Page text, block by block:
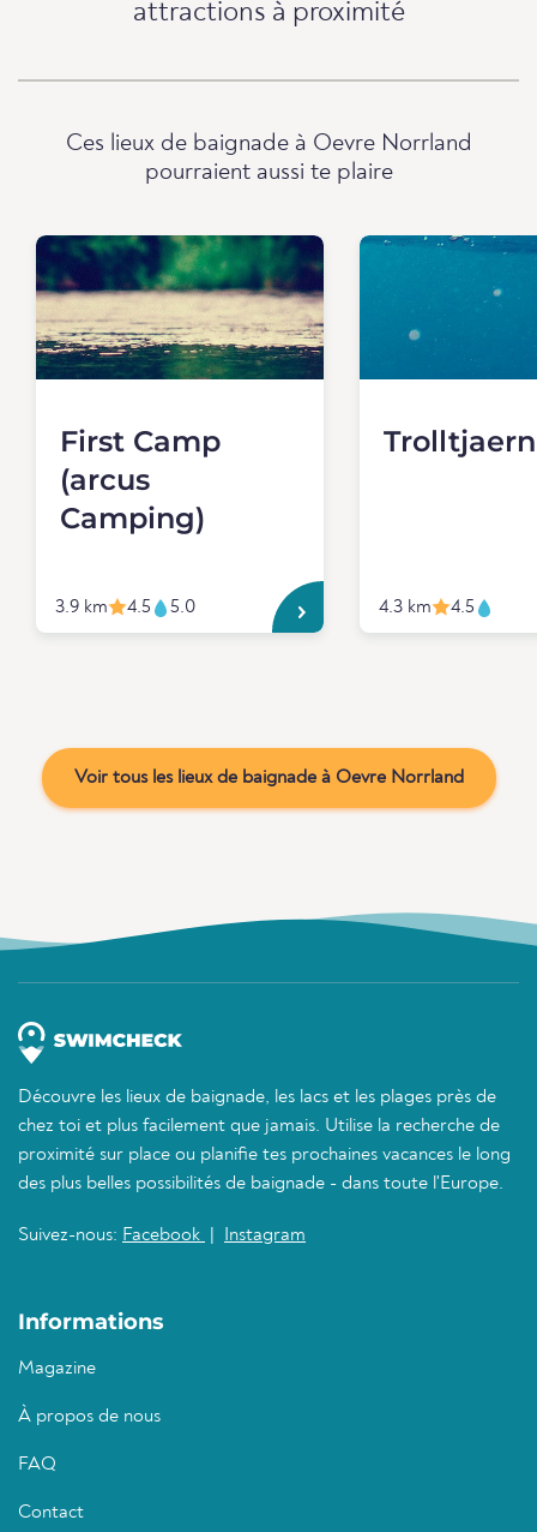
attractions à proximité
Ces lieux de baignade à Oevre Norrland
pourraient aussi te plaire
First Camp
(arcus
Camping)
3.9 km 4.5 5.0
Trolltjaern
4.3 km 4.5
Voir tous les lieux de baignade à Oevre Norrland
Découvre les lieux de baignade, les lacs et les plages près de
chez toi et plus facilement que jamais. Utilise la recherche de
proximité sur place ou planifie tes prochaines vacances le long
des plus belles possibilités de baignade - dans toute l'Europe.
Suivez-nous: Facebook Instagram
Informations
Magazine
À propos de nous
FAQ
Contact